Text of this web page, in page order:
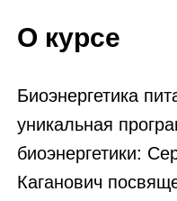
О курсе
Биоэнергетика
уникальная
биоэнергетики:
Каганович